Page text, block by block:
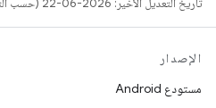
تاريخ التعديل الأخير: 2026-06-22 (حسب التوقيت العالمي المتفَّق عليه)
الإصدار
مستودع Android